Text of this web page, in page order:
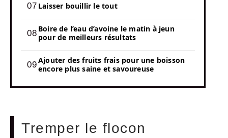
Laisser bouillir le tout
Boire de l’eau d’avoine le matin à jeun
pour de meilleurs résultats
Ajouter des fruits frais pour une boisson
encore plus saine et savoureuse
Tremper le flocon